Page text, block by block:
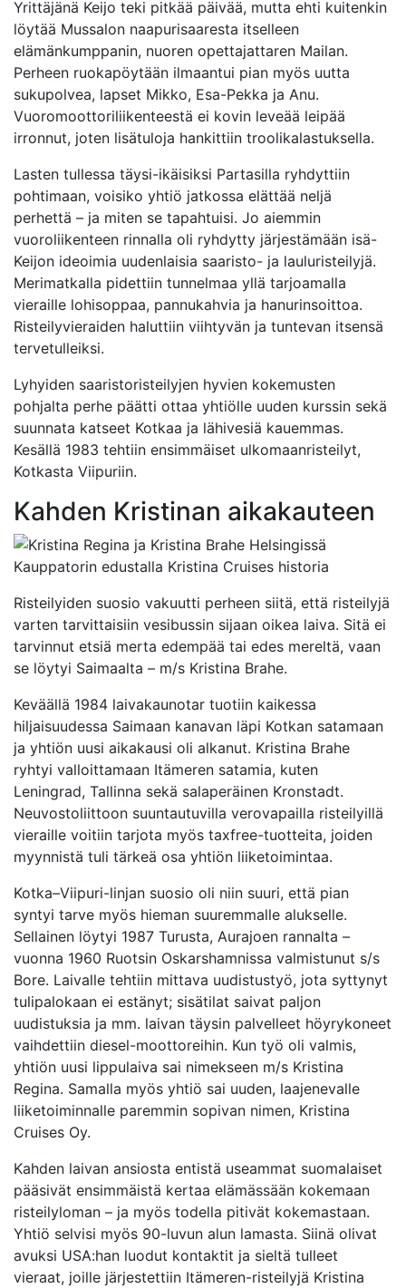
Yrittäjänä Keijo teki pitkää päivää, mutta ehti kuitenkin
löytää Mussalon naapurisaaresta itselleen
elämänkumppanin, nuoren opettajattaren Mailan.
Perheen ruoka­pöytään ilmaantui pian myös uutta
sukupolvea, lapset Mikko, Esa-Pekka ja Anu.
Vuoromoottori­liikenteestä ei kovin leveää leipää
irronnut, joten lisätuloja hankittiin troolikalastuksella.
Lasten tullessa täysi-ikäisiksi Partasilla ryhdyttiin
pohtimaan, voisiko yhtiö jatkossa elättää neljä
perhettä – ja miten se tapahtuisi. Jo aiemmin
vuoroliikenteen rinnalla oli ryhdytty järjestämään isä-
Keijon ideoimia uudenlaisia saaristo- ja lauluristeilyjä.
Merimatkalla pidettiin tunnelmaa yllä tarjoamalla
vieraille lohisoppaa, pannukahvia ja hanurinsoittoa.
Risteilyvieraiden haluttiin viihtyvän ja tuntevan itsensä
tervetulleiksi.
Lyhyiden saaristoristeilyjen hyvien kokemusten
pohjalta perhe päätti ottaa yhtiölle uuden kurssin sekä
suunnata katseet Kotkaa ja lähivesiä kauemmas.
Kesällä 1983 tehtiin ensimmäiset ulkomaanristeilyt,
Kotkasta Viipuriin.
Kahden Kristinan aikakauteen
Risteilyiden suosio vakuutti perheen siitä, että risteilyjä
varten tarvittaisiin vesibussin sijaan oikea laiva. Sitä ei
tarvinnut etsiä merta edempää tai edes mereltä, vaan
se löytyi Saimaalta – m/s Kristina Brahe.
Keväällä 1984 laivakaunotar tuotiin kaikessa
hiljaisuudessa Saimaan kanavan läpi Kotkan satamaan
ja yhtiön uusi aikakausi oli alkanut. Kristina Brahe
ryhtyi valloittamaan Itämeren satamia, kuten
Leningrad, Tallinna sekä salaperäinen Kronstadt.
Neuvostoliittoon suuntautuvilla verovapailla risteilyillä
vieraille voitiin tarjota myös taxfree-tuotteita, joiden
myynnistä tuli tärkeä osa yhtiön liiketoimintaa.
Kotka–Viipuri-linjan suosio oli niin suuri, että pian
syntyi tarve myös hieman suuremmalle alukselle.
Sellainen löytyi 1987 Turusta, Aurajoen rannalta –
vuonna 1960 Ruotsin Oskarshamnissa valmistunut s/s
Bore. Laivalle tehtiin mittava uudistustyö, jota syttynyt
tulipalokaan ei estänyt; sisätilat saivat paljon
uudistuksia ja mm. laivan täysin palvelleet höyrykoneet
vaihdettiin diesel-moottoreihin. Kun työ oli valmis,
yhtiön uusi lippulaiva sai nimekseen m/s Kristina
Regina. Samalla myös yhtiö sai uuden, laajenevalle
liiketoiminnalle paremmin sopivan nimen, Kristina
Cruises Oy.
Kahden laivan ansiosta entistä useammat suomalaiset
pääsivät ensimmäistä kertaa elämässään kokemaan
risteilyloman – ja myös todella pitivät kokemastaan.
Yhtiö selvisi myös 90-luvun alun lamasta. Siinä olivat
avuksi USA:han luodut kontaktit ja sieltä tulleet
vieraat, joille järjestettiin Itämeren-risteilyjä Kristina